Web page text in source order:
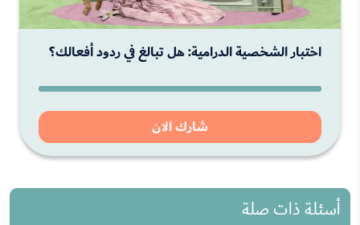
اختبار الشخصية الدرامية: هل تبالغ في ردود أفعالك؟
شارك الان
أسئلة ذات صلة